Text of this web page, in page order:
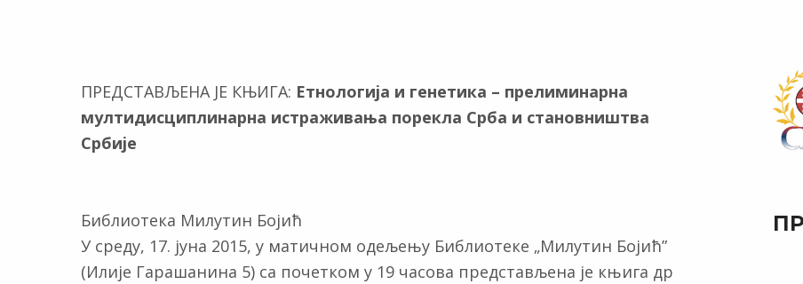
ПРЕДСТАВЉЕНА JE КЊИГА: Етнологија и генетика – прелиминарна
мултидисциплинарна истраживања порекла Срба и становништва
Србије
Библиотека Милутин Бојић
У среду, 17. јуна 2015, у матичном одељењу Библиотеке „Милутин Бојић”
(Илије Гарашанина 5) са почетком у 19 часова представљена je књига др